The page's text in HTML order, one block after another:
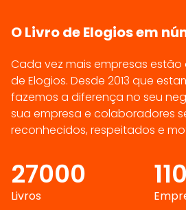
O Livro de Elogios em
Cada vez mais empresas estão
de Elogios. Desde 2013 que
fazemos a diferença no seu
sua empresa e colaboradores
reconhecidos, respeitados e
27000
Livros